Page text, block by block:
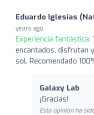
Eduardo Iglesias
years ago
Experiencia fantástica:
encantados, disfrutan
sol. Recomendado
Galaxy Lab
¡Gracias!
Esta opinión ha